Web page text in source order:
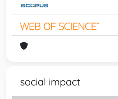
social impact